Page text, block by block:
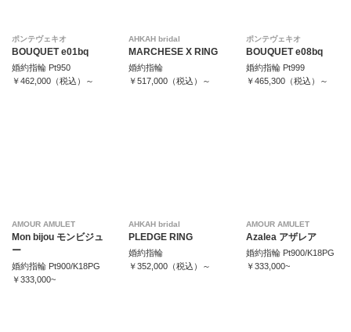
ポンテヴェキオ
BOUQUET e01bq
婚約指輪 Pt950
￥462,000（税込）～
AHKAH bridal
MARCHESE X RING
婚約指輪
￥517,000（税込）～
ポンテヴェキオ
BOUQUET e08bq
婚約指輪 Pt999
￥465,300（税込）～
AMOUR AMULET
Mon bijou モンビジュ
ー
婚約指輪 Pt900/K18PG
￥333,000~
AHKAH bridal
PLEDGE RING
婚約指輪
￥352,000（税込）～
AMOUR AMULET
Azalea アザレア
婚約指輪 Pt900/K18PG
￥333,000~